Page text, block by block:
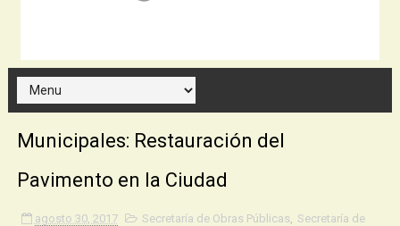
Municipales: Restauración del
Pavimento en la Ciudad
agosto 30, 2017 Secretaría de Obras Públicas
Secretaría de